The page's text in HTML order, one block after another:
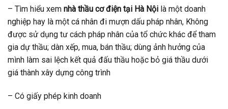
– Tìm hiểu xem nhà thầu cơ điện tại Hà Nội là một doanh
nghiệp hay là một cá nhân đi mượn dấu pháp nhân, Không
được sử dụng tư cách pháp nhân của tổ chức khác để tham
gia dự thầu; dàn xếp, mua, bán thầu; dùng ảnh hưởng của
mình làm sai lệch kết quả đấu thầu hoặc bỏ giá thầu dưới
giá thành xây dựng công trình
– Có giấy phép kinh doanh